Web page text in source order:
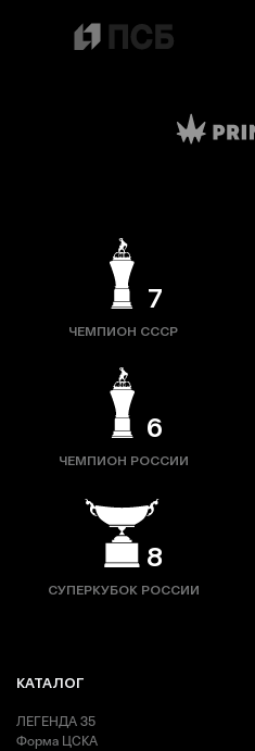
7
ЧЕМПИОН СССР
6
ЧЕМПИОН РОССИИ
8
СУПЕРКУБОК РОССИИ
КАТАЛОГ
ЛЕГЕНДА 35
Форма ЦСКА